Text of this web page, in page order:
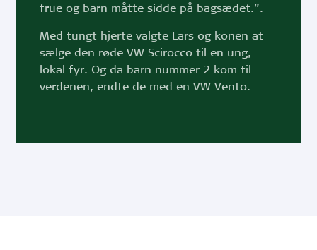
frue og barn måtte sidde på bagsædet.”.
Med tungt hjerte valgte Lars og konen at
sælge den røde VW Scirocco til en ung,
lokal fyr. Og da barn nummer 2 kom til
verdenen, endte de med en VW Vento.